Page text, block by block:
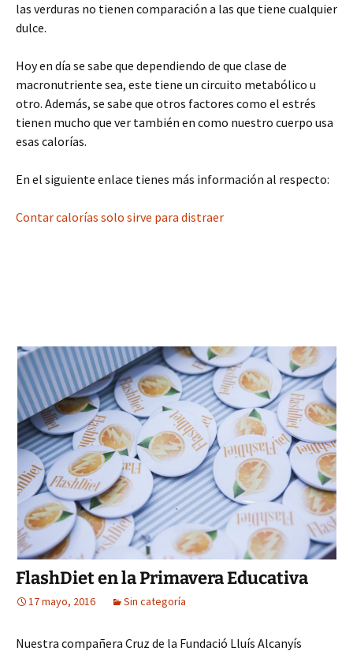
las verduras no tienen comparación a las que tiene cualquier
dulce.
Hoy en día se sabe que dependiendo de que clase de
macronutriente sea, este tiene un circuito metabólico u
otro. Además, se sabe que otros factores como el estrés
tienen mucho que ver también en como nuestro cuerpo usa
esas calorías.
En el siguiente enlace tienes más información al respecto:
Contar calorías solo sirve para distraer
FlashDiet en la Primavera Educativa
17 mayo, 2016 Sin categoría
Nuestra compañera Cruz de la Fundació Lluís Alcanyís